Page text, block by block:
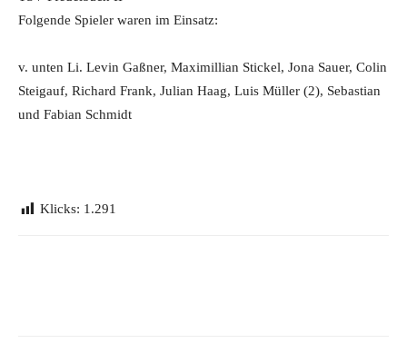
Folgende Spieler waren im Einsatz:
v. unten Li. Levin Gaßner, Maximillian Stickel, Jona Sauer, Colin
Steigauf, Richard Frank, Julian Haag, Luis Müller (2), Sebastian
und Fabian Schmidt
Klicks: 1.291